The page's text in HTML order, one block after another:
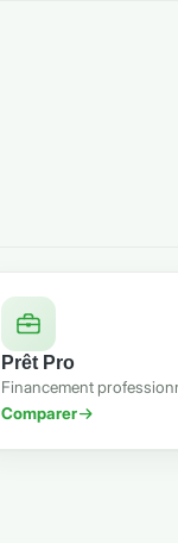
Prêt Pro
Financement
Comparer